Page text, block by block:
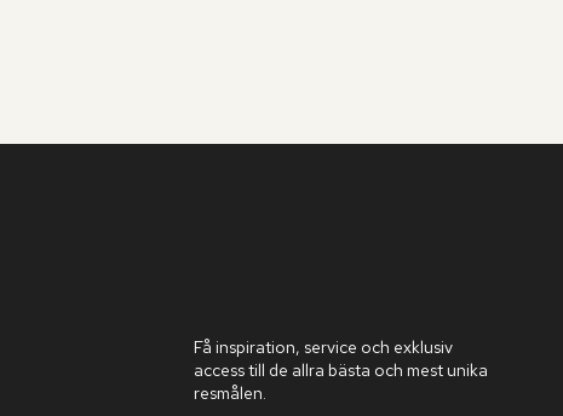
Få inspiration, service och exklusiv
access till de allra bästa och mest unika
resmålen.